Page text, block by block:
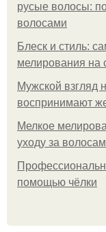
русые волосы:
волосами
Блеск и стиль:
мелирования на
Мужской взгляд
воспринимают
Мелкое
уходу за
помощью чёлки